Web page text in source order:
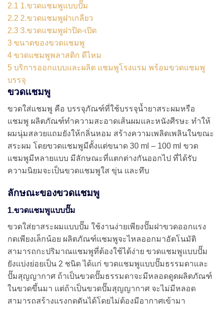
2.1 1.ขวดแชมพูแบบปั๊ม
2.2 2.ขวดแชมพูฝาเกลียว
2.3 3.ขวดแชมพูฝาปิด-เปิด
3 ขนาดของขวดแชมพู
4 ขวดแชมพูพลาสติก ดีไหม
5 บริการออกแบบและผลิต แชมพูโรงแรม พร้อมขวดแชมพู
บรรจุ
ขวดแชมพู
ขวดใส่แชมพู คือ บรรจุภัณฑ์ที่ใช้บรรจุน้ำยาสระผมหรือ
แชมพู ผลิตภัณฑ์ทำความสะอาดเส้นผมและหนังศีรษะ ทำให้
ผมนุ่มสลวยแถมยังให้กลิ่นหอม สร้างความเพลิดเพลินในขณะ
สระผม โดยขวดแชมพูมีตั้งแต่ขนาด 30 ml – 100 ml ขวด
แชมพูมีหลายแบบ มีลักษณะที่แตกต่างกันออกไป ที่ได้รับ
ความนิยมจะเป็นขวดแชมพูใส ขุ่น และทึบ
ลักษณะของขวดแชมพู
1.ขวดแชมพูแบบปั๊ม
ขวดใส่ยาสระผมแบบปั๊ม ใช้งานง่ายเพียงปั๊มฝาขวดออกแรง
กดเพียงเล็กน้อย ผลิตภัณฑ์แชมพูจะไหลออกมาอัตโนมัติ
สามารถกะปริมาณแชมพูที่ต้องใช้ได้ง่าย ขวดแชมพูแบบปั๊ม
ยังแบ่งย่อยเป็น 2 ชนิด ได้แก่ ขวดแชมพูแบบปั๊มธรรมดาและ
ปั๊มสุญญากาศ ถ้าเป็นขวดปั๊มธรรมดาจะมีหลอดดูดผลิตภัณฑ์
ในขวดขึ้นมา แต่ถ้าเป็นขวดปั๊มสุญญากาศ จะไม่มีหลอด
สามารถสร้างแรงกดดันได้โดยไม่ต้องมีอากาศเข้ามา